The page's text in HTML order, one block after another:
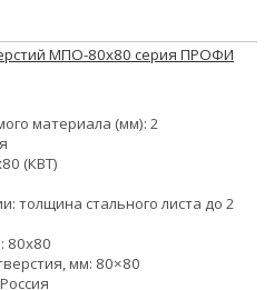
МПО-80х80 серия ПРОФИ
материала (мм): 2
(КВТ)
толщина стального листа до 2
80х80
мм: 80×80